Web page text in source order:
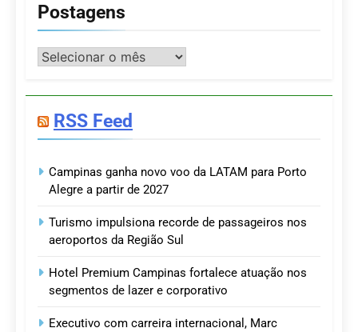
Postagens
Postagens
RSS Feed
Campinas ganha novo voo da LATAM para Porto
Alegre a partir de 2027
Turismo impulsiona recorde de passageiros nos
aeroportos da Região Sul
Hotel Premium Campinas fortalece atuação nos
segmentos de lazer e corporativo
Executivo com carreira internacional, Marc